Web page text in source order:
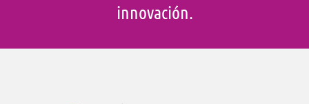
innovación.